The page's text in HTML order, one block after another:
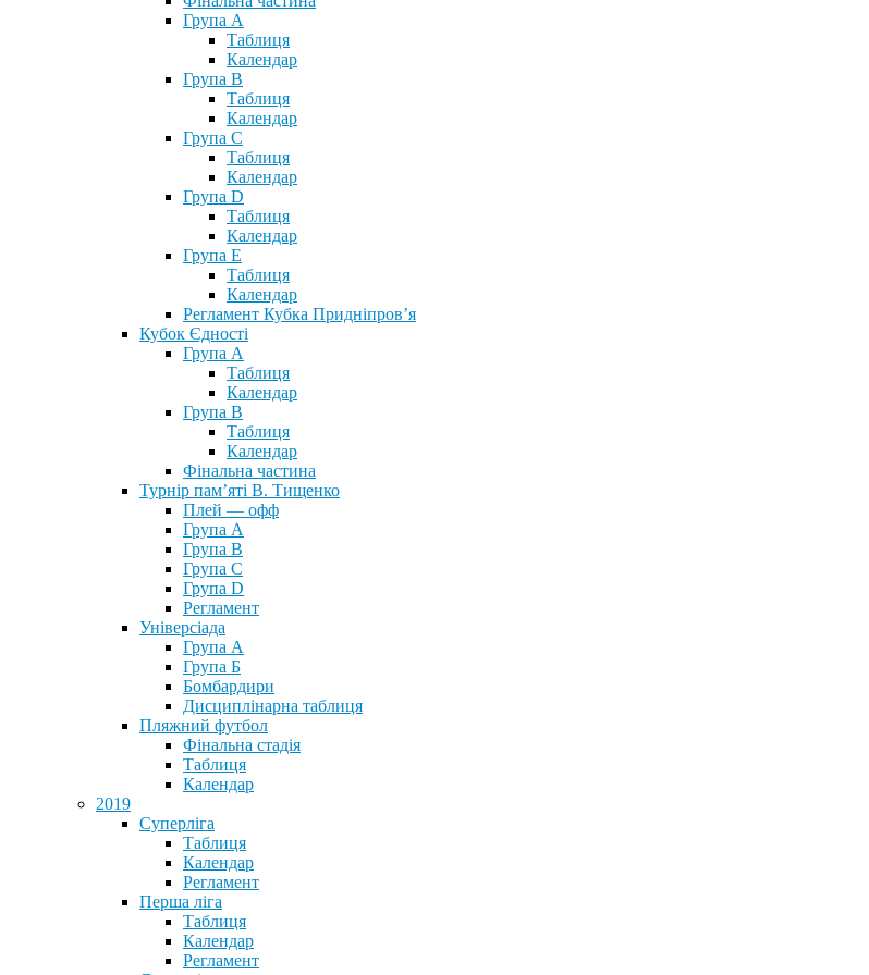
Група А
Таблиця
Календар
Група В
Таблиця
Календар
Група С
Таблиця
Календар
Група D
Таблиця
Календар
Група Е
Таблиця
Календар
Регламент Кубка Придніпров’я
Кубок Єдності
Група А
Таблиця
Календар
Група В
Таблиця
Календар
Фінальна частина
Турнір пам’яті В. Тищенко
Плей — офф
Група А
Група B
Група С
Група D
Регламент
Універсіада
Група А
Група Б
Бомбардири
Дисциплінарна таблиця
Пляжний футбол
Фінальна стадія
Таблиця
Календар
2019
Суперліга
Таблиця
Календар
Регламент
Перша ліга
Таблиця
Календар
Регламент